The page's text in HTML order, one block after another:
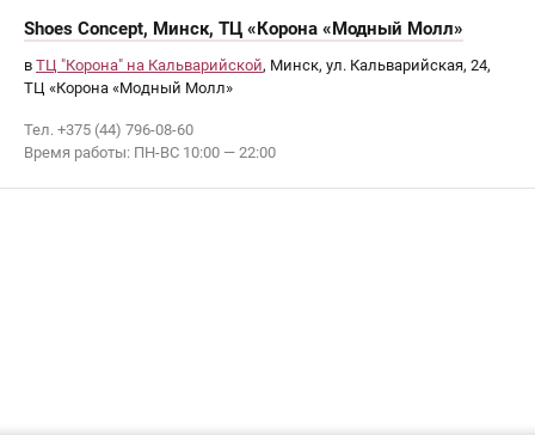
Shoes Concept, Минск, ТЦ «Корона «Модный Молл»
в ТЦ "Корона" на Кальварийской, Минск, ул. Кальварийская, 24,
ТЦ «Корона «Модный Молл»
Тел. +375 (44) 796-08-60
Время работы: ПН-ВС 10:00 — 22:00